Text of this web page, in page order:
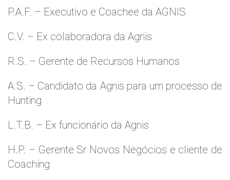
P.A.F. – Executivo e Coachee da AGNIS
C.V. – Ex colaboradora da Agnis
R.S. – Gerente de Recursos Humanos
A.S. – Candidato da Agnis para um processo de
Hunting
L.T.B. – Ex funcionário da Agnis
H.P. – Gerente Sr Novos Negócios e cliente de
Coaching